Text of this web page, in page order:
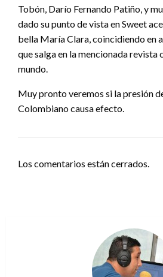
Tobón, Darío Fernando Patiño, y
dado su punto de vista en Sweet
bella María Clara, coincidiendo en
que salga en la mencionada revista
mundo.
Muy pronto veremos si la presión
Colombiano causa efecto.
Los comentarios están cerrados.